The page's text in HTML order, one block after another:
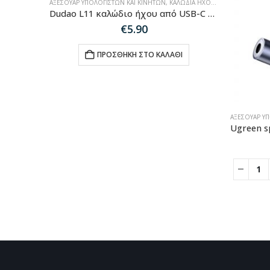
ΑΞΕΣΟΥΆΡ ΥΠΟΛΟΓΙΣΤΏΝ ΚΑΙ ΚΙΝΗΤΏΝ, ΚΑΛΏΔΙΑ ΉΧΟΥ-HDMI-ΔΙΚΤΎΟΥ
Dudao L11 καλώδιο ήχου από USB-C male σε 3.5mm male Γκρι 1m
€5.90
ΠΡΟΣΘΉΚΗ ΣΤΟ ΚΑΛΆΘΙ
ΑΞΕΣΟΥΆΡ